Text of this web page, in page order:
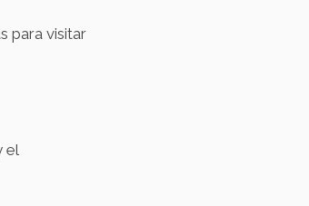
para visitar
el